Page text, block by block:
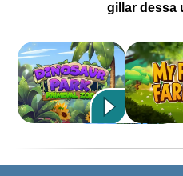
gillar dessa